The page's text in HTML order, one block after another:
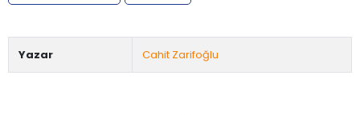
Yazar Cahit Zarifoğlu